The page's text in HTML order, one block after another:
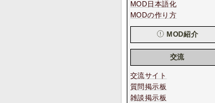
MOD日本語化
MODの作り方
MOD紹介
交流
交流サイト
質問掲示板
雑談掲示板